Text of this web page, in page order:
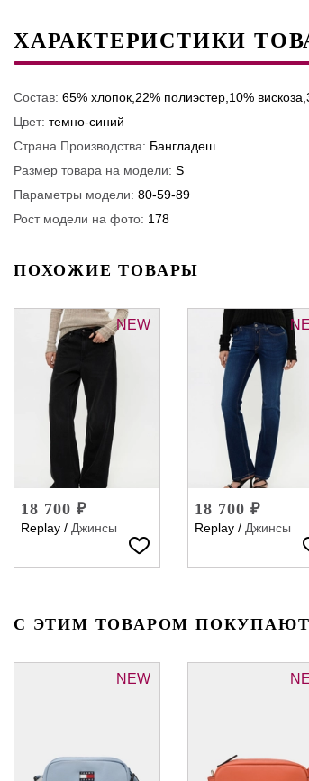
ХАРАКТЕРИСТИКИ
Состав: 65% хлопок,22% полиэстер,10%
Цвет: темно-синий
Страна Производства: Бангладеш
Размер товара на модели: S
Параметры модели: 80-59-89
Рост модели на фото: 178
ПОХОЖИЕ ТОВАРЫ
NEW
18 700 ₽
Replay / Джинсы
18 700 ₽
Replay / Джинсы
С ЭТИМ ТОВАРОМ ПОКУПАЮТ
NEW